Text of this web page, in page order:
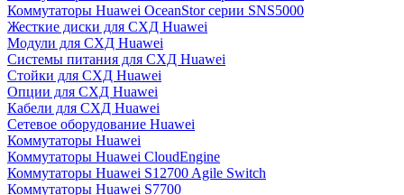
Коммутаторы Huawei OceanStor серии SNS5000
Жесткие диски для СХД Huawei
Модули для СХД Huawei
Системы питания для СХД Huawei
Стойки для СХД Huawei
Опции для СХД Huawei
Кабели для СХД Huawei
Сетевое оборудование Huawei
Коммутаторы Huawei
Коммутаторы Huawei CloudEngine
Коммутаторы Huawei S12700 Agile Switch
Коммутаторы Huawei S7700